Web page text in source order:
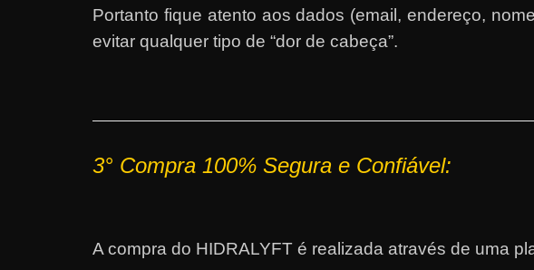
Portanto fique atento aos dados (email, endereço,
evitar qualquer tipo de “dor de cabeça”.
3° Compra 100% Segura e Confiável:
A compra do HIDRALYFT é realizada através de uma